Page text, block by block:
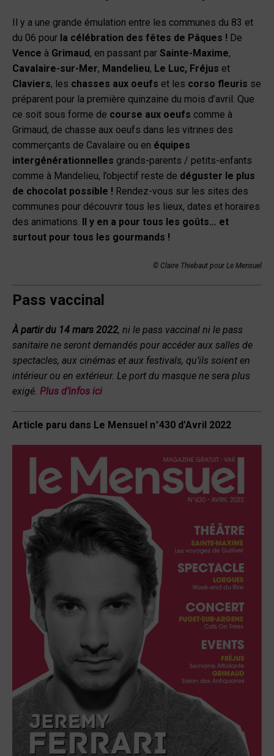
Il y a une grande émulation entre les communes du 83 et
du 06 pour la célébration des fêtes de Pâques ! De
Vence à Grimaud, en passant par Sainte-Maxime,
Cavalaire-sur-Mer, Mandelieu, Le Luc, Fréjus et
Claviers, les chasses aux oeufs et les corso fleuris se
préparent pour la première quinzaine du mois d’avril. Que
ce soit sous forme de course aux oeufs comme à
Grimaud, de chasse aux oeufs dans les vitrines des
commerçants de Cavalaire ou en équipes
intergénérationnelles grands-parents / petits-enfants
comme à Mandelieu, l’objectif reste de déguster le plus
de chocolat possible ! Rendez-vous sur les sites des
communes pour découvrir tous les lieux, dates et horaires
des animations. Il y en a pour tous les goûts… et
surtout pour tous les gourmands !
© Claire Thiebaut pour Le Mensuel
Pass vaccinal
À partir du 14 mars 2022, ni le pass vaccinal ni le pass
sanitaire ne seront demandés pour accéder aux salles de
spectacles, aux cinémas et aux festivals, qu’ils soient en
intérieur ou en extérieur. Le port du masque ne sera plus
exigé. Plus d’infos ici
Article paru dans Le Mensuel n°430 d’Avril 2022